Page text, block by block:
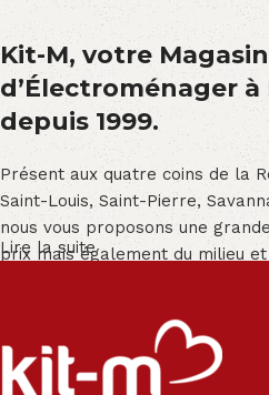
Kit-M, votre
d’Électroménager à
depuis 1999.
Présent aux quatre coins de la
Saint-Louis, Saint-Pierre,
nous vous proposons une
prix mais également du milieu
Salon angle - Salon convertible
Canapé lit - Cuisine sur-mesure
et chaise - Meuble de salle de
Lire la suite